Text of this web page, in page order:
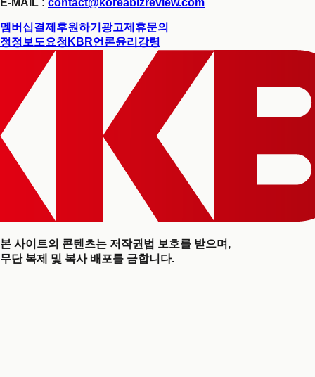
E-MAIL : contact@koreabizreview.com
멤버십결제 후원하기 광고제휴문의
정정보도요청 KBR언론윤리강령
본 사이트의 콘텐츠는 저작권법 보호를 받으며,
무단 복제 및 복사 배포를 금합니다.